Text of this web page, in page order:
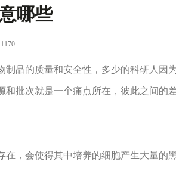
哪些
1170
品的质量和安全性，多少的科研人因
批次就是一个痛点所在，彼此之间的
，会使得其中培养的细胞产生大量的